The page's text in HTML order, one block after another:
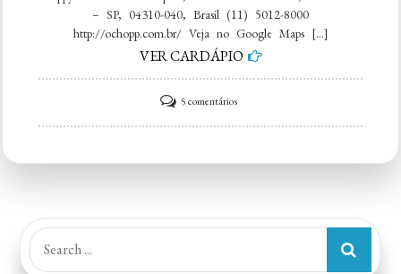
– SP, 04310-040, Brasil (11) 5012-8000
http://ochopp.com.br/ Veja no Google Maps […]
VER CARDÁPIO
5 comentáriosem
Ôchopp
Happy
Search
for: